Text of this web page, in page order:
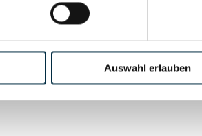
Auswahl erlauben